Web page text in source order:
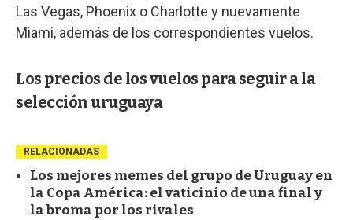
Las Vegas, Phoenix o Charlotte y nuevamente
Miami, además de los correspondientes vuelos.
Los precios de los vuelos para seguir a la
selección uruguaya
RELACIONADAS
Los mejores memes del grupo de Uruguay en
la Copa América: el vaticinio de una final y
la broma por los rivales